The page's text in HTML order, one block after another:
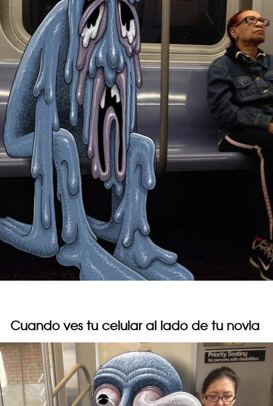
Cuando ves tu celular al lado de tu novia